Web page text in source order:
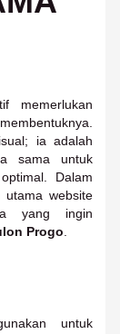
memerlukan
ia adalah
sama untuk
Dalam
website
yang ingin
Progo
untuk